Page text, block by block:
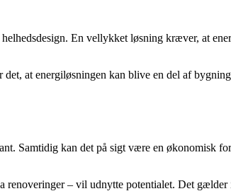
En vellykket løsning kræver, at
at energiløsningen kan blive en del af
Samtidig kan det på sigt være en økonomisk
– vil udnytte potentialet. Det